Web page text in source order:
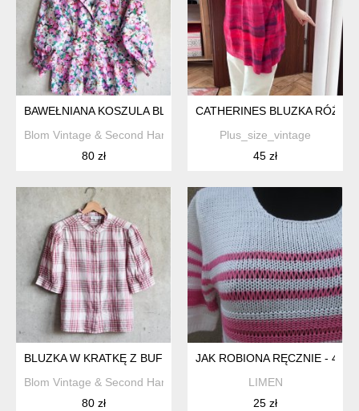
BAWEŁNIANA KOSZULA BLUZKA W KWIATY NIEISTNIEJĄCEJ
Blom Vintage & Second Hand
80 zł
CATHERINES BLUZKA
Plus_size_vintage
45 zł
BLUZKA W KRATKĘ Z BUFIASTYMI RĘKAWAMI DUŃSKIEJ
Blom Vintage & Second Hand
80 zł
JAK ROBIONA RĘCZNIE - 42/
LIMEN
25 zł